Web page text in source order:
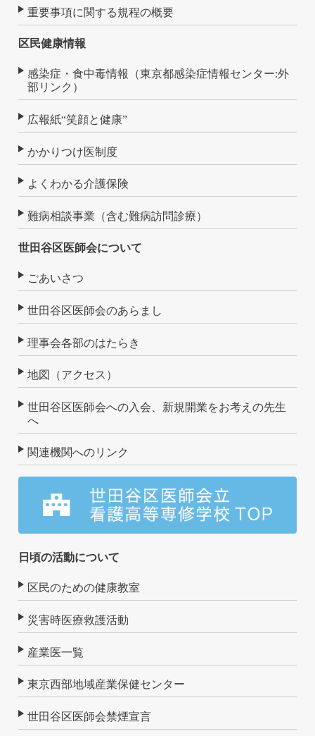
重要事項に関する規程の概要
区民健康情報
感染症・食中毒情報（東京都感染症情報センター:外
部リンク）
広報紙“笑顔と健康”
かかりつけ医制度
よくわかる介護保険
難病相談事業（含む難病訪問診療）
世田谷区医師会について
ごあいさつ
世田谷区医師会のあらまし
理事会各部のはたらき
地図（アクセス）
世田谷区医師会への入会、新規開業をお考えの先生
へ
関連機関へのリンク
日頃の活動について
区民のための健康教室
災害時医療救護活動
産業医一覧
東京西部地域産業保健センター
世田谷区医師会禁煙宣言